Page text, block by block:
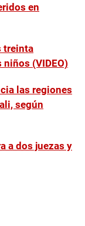
en
treinta
(VIDEO)
las regiones
según
a dos juezas y